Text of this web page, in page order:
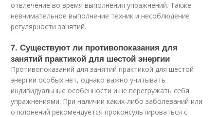
отвлечение во время выполнения упражнений. Также
невнимательное выполнение техник и несоблюдение
регулярности занятий.
7. Существуют ли противопоказания для
занятий практикой для шестой энергии
Противопоказаний для занятий практикой для шестой
энергии особых нет, однако важно учитывать
индивидуальные особенности и не перегружать себя
упражнениями. При наличии каких-либо заболеваний или
отклонений рекомендуется проконсультироваться с